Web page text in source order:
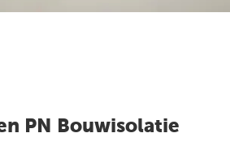
PN Bouwisolatie